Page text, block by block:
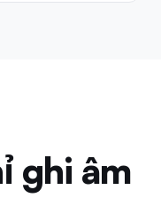
ghi âm